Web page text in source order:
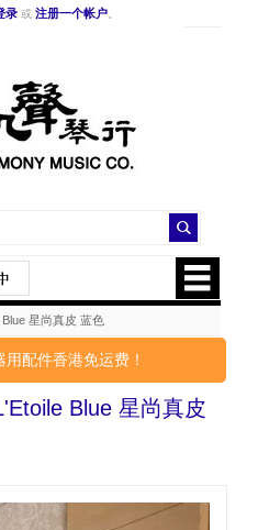
录 或 注册一个帐户
星尚真皮 蓝色
用配件香港免运费！
Blue 星尚真皮